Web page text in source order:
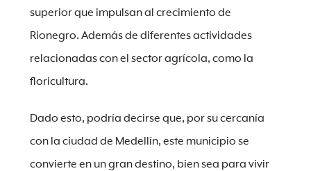
superior que impulsan al crecimiento de
Rionegro. Además de diferentes actividades
relacionadas con el sector agrícola, como la
floricultura.
Dado esto, podría decirse que, por su cercanía
con la ciudad de Medellín, este municipio se
convierte en un gran destino, bien sea para vivir